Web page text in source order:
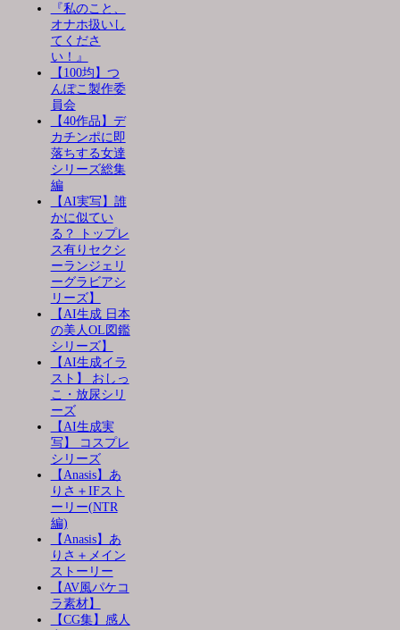
『私のこと、
オナホ扱いし
てくださ
い！』
【100均】つ
んぽこ製作委
員会
【40作品】デ
カチンポに即
落ちする女達
シリーズ総集
編
【AI実写】誰
かに似てい
る？ トップレ
ス有りセクシ
ーランジェリ
ーグラビアシ
リーズ】
【AI生成 日本
の美人OL図鑑
シリーズ】
【AI生成イラ
スト】 おしっ
こ・放尿シリ
ーズ
【AI生成実
写】 コスプレ
シリーズ
【Anasis】あ
りさ＋IFスト
ーリー(NTR
編)
【Anasis】あ
りさ＋メイン
ストーリー
【AV風パケコ
ラ素材】
【CG集】感人